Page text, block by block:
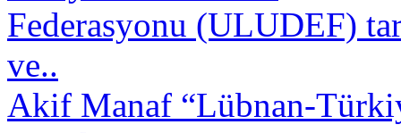
Federasyonu (ULUDEF)
ve..
Akif Manaf “Lübnan-